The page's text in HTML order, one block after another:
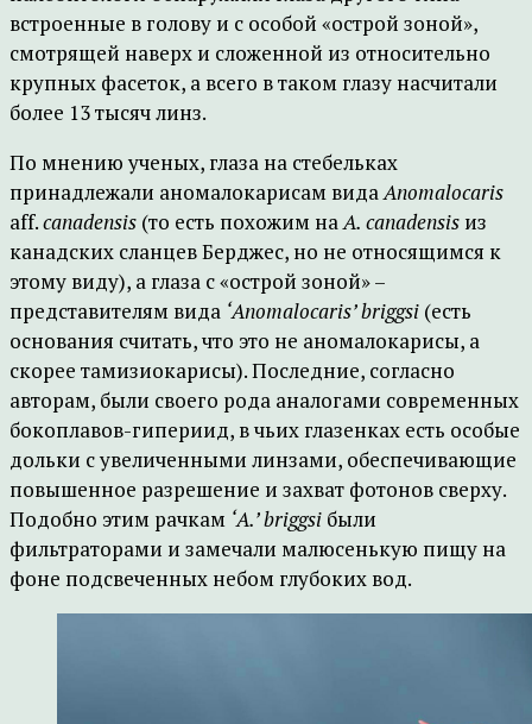
встроенные в голову и с особой «острой зоной»,
смотрящей наверх и сложенной из относительно
крупных фасеток, а всего в таком глазу насчитали
более 13 тысяч линз.
По мнению ученых, глаза на стебельках
принадлежали аномалокарисам видаAnomalocaris
aff.canadensis (то есть похожим наA. canadensis из
канадских сланцев Берджес, но не относящимся к
этому виду), а глаза с «острой зоной» –
представителям вида ‘Anomalocaris’ briggsi (есть
основания считать, что это не аномалокарисы, а
скорее тамизиокарисы). Последние, согласно
авторам, были своего рода аналогами современных
бокоплавов-гипериид, в чьих глазенках есть особые
дольки с увеличенными линзами, обеспечивающие
повышенное разрешение и захват фотонов сверху.
Подобно этим рачкам ‘A.’ briggsi были
фильтраторами и замечали малюсенькую пищу на
фоне подсвеченных небом глубоких вод.